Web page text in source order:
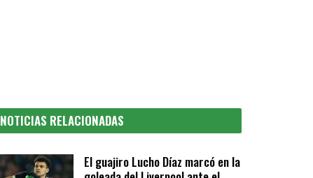
NOTICIAS RELACIONADAS
El guajiro Lucho Díaz marcó en la